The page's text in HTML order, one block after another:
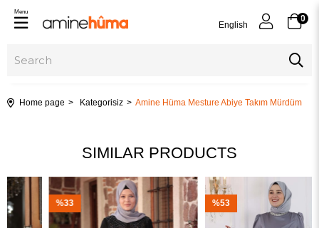
English
0
Menu
Home page Kategorisiz Amine Hüma Mesture Abiye Takım Mürdüm
SIMILAR PRODUCTS
%53